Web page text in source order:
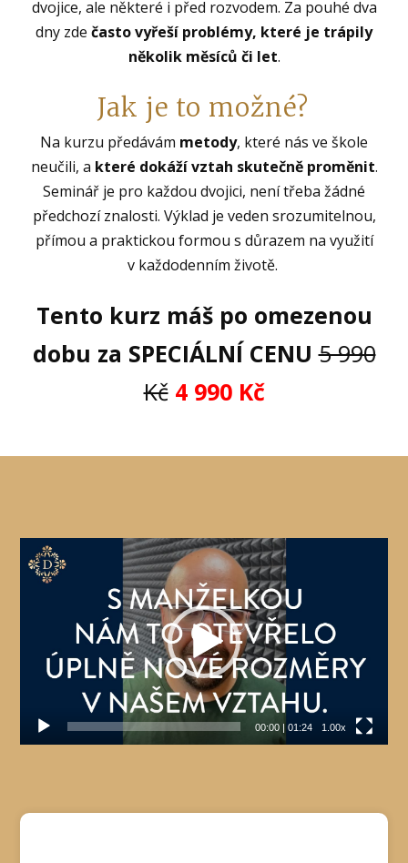
dvojice, ale některé i před rozvodem. Za pouhé dva
dny zde často vyřeší problémy, které je trápily
několik měsíců či let.
Jak je to možné?
Na kurzu předávám metody, které nás ve škole
neučili, a které dokáží vztah skutečně proměnit.
Seminář je pro každou dvojici, není třeba žádné
předchozí znalosti. Výklad je veden srozumitelnou,
přímou a praktickou formou s důrazem na využití
v každodenním životě.
Tento kurz máš po omezenou
dobu za SPECIÁLNÍ CENU 5 990
Kč 4 990 Kč
Video
přehrávač
00:00| 01:24 1.00x